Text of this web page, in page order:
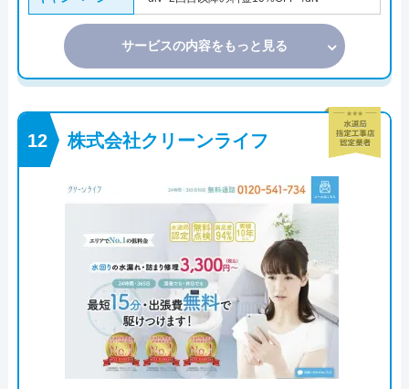
サービスの内容をもっと見る
株式会社クリーンライフ